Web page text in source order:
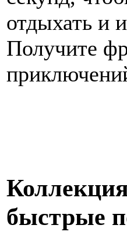
отдыхать и
Получите
быстрые